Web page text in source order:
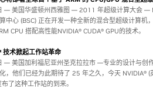
— 美国华盛顿州西雅图 — 2011 年超级计算大会 —
中心 (BSC) 正在开发一种全新的混合型超级计算机
CPU 搭配高性能NVIDIA® CUDA® GPU的技术。
术掀起工作站革命
美国加利福尼亚州圣克拉拉市 —专业的设计与创
，他们已经为此期待了 25 年之久，今天 NVIDIA®
了这种工作站的到来。